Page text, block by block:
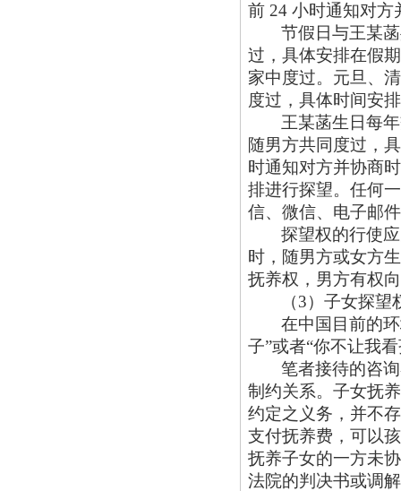
前 24 小时通知对方
节假日与王某
过，具体安排在假
家中度过。元旦、
度过，具体时间安
王某菡生日每
随男方共同度过，
时通知对方并协商
排进行探望。任何
信、微信、电子邮
探望权的行使
时，随男方或女方
抚养权，男方有权
（3）子女探望
在中国目前的
子”或者“你不让我
笔者接待的咨
制约关系。子女抚
约定之义务，并不
支付抚养费，可以
抚养子女的一方未
法院的判决书或调